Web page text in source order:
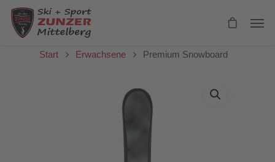
Start Erwachsene Premium Snowboard